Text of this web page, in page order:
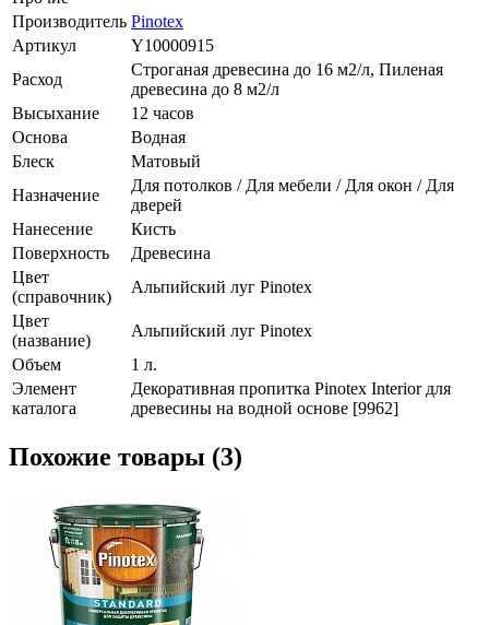
Производитель Pinotex
Артикул
Y10000915
Расход
Строганая древесина до 16 м2/л, Пиленая
древесина до 8 м2/л
Высыхание
12 часов
Основа
Водная
Блеск
Матовый
Назначение
Для потолков / Для мебели / Для окон / Для
дверей
Нанесение
Кисть
Поверхность
Древесина
Цвет
(справочник)
Альпийский луг Pinotex
Цвет
(название)
Альпийский луг Pinotex
Объем
1 л.
Элемент
каталога
Декоративная пропитка Pinotex Interior для
древесины на водной основе [9962]
Похожие товары (3)